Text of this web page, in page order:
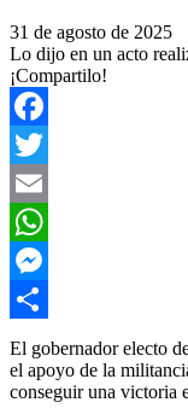
31 de agosto de 2025
Lo dijo en un acto
¡Compartilo!
Facebook
Twitter
Email
WhatsApp
Messenger
Compartir
El gobernador electo
el apoyo de la
conseguir una victoria